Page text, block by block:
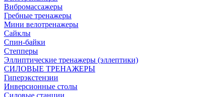
Вибромассажеры
Гребные тренажеры
Мини велотренажеры
Сайклы
Спин-байки
Степперы
Эллиптические тренажеры (эллептики)
СИЛОВЫЕ ТРЕНАЖЕРЫ
Гиперэкстензии
Инверсионные столы
Силовые станции